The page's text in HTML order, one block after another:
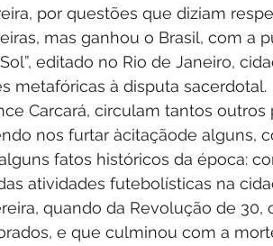
por questões que diziam
mas ganhou o Brasil, com a
editado no Rio de Janeiro,
metafóricas à disputa sacerdotal.
Carcará, circulam tantos outros
nos furtar àcitaçãode alguns,
fatos históricos da época:
atividades futebolísticas na
quando da Revolução de 30,
e que culminou com a